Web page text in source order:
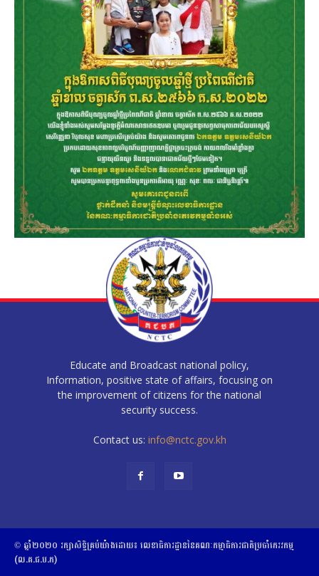
Educate and Broadcast national policy,
Information, positive state of affairs, focusing on
the improvement of citizens for the national
security success.
Contact us: info@nctc.gov.kh
© ឆ្នាំ២០២០​ ​រក្សាសិទ្ធិ​គ្រប់យ៉ាង​ដោយ​៖​ ​លេខាធិការដ្ឋាននៃគណៈកម្មាធិការជាតិប្រចាំភេរវកម្ម
(ល.គ.ជ.ប.ភ)